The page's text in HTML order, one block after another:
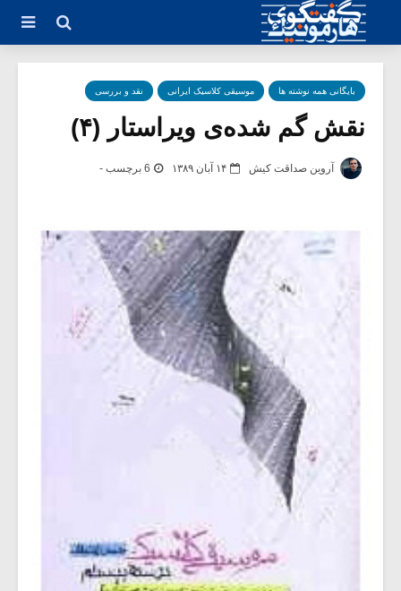
بایگانی همه نوشته ها موسیقی کلاسیک ایرانی نقد و بررسی
نقش گم شده‌ی ویراستار (۴)
آروین صداقت کیش ۱۴ آبان ۱۳۸۹ 6 برچسب -